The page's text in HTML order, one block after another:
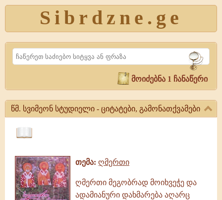
Sibrdzne.ge
Search
მოიძებნა 1 ჩანაწერი
წმ. სვიმეონ სტუდიელი - ციტატები, გამონათქვამები
სვიმეონ
ციტატები,
გამონათქვამები
სვიმეონ
ამონარიდები,
გამონათქვამები
თემა: ღმერთი
ღმერთი მეგობრად მოიხვეჭე და
ადამიანური დახმარება აღარც